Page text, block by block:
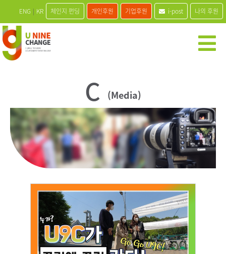
ENG | KR 체인지 펀딩 개인후원 기업후원 i-post 나의 후원
C (Media)